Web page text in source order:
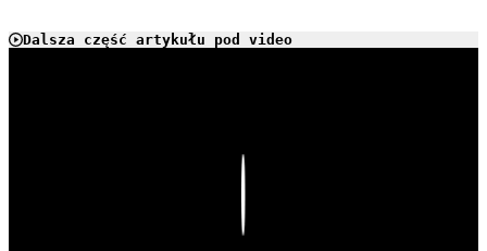
Dalsza część artykułu pod video